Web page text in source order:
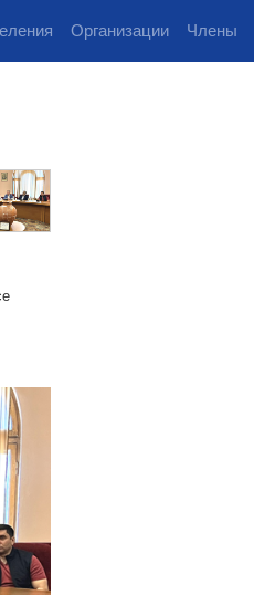
Организации Члены